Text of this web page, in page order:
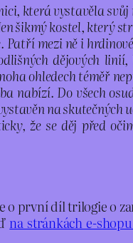
která vystavěla
šikmý kostel, který
mezi ně i
dějových linií,
ohledech téměř
nabízí. Do všech
na skutečných
že se děj před
o první díl trilogie o
na stránkách e-